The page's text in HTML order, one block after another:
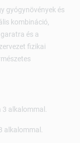
gyógynövények és
kombináció,
és a
fizikai
alkalommal.
alkalommal.